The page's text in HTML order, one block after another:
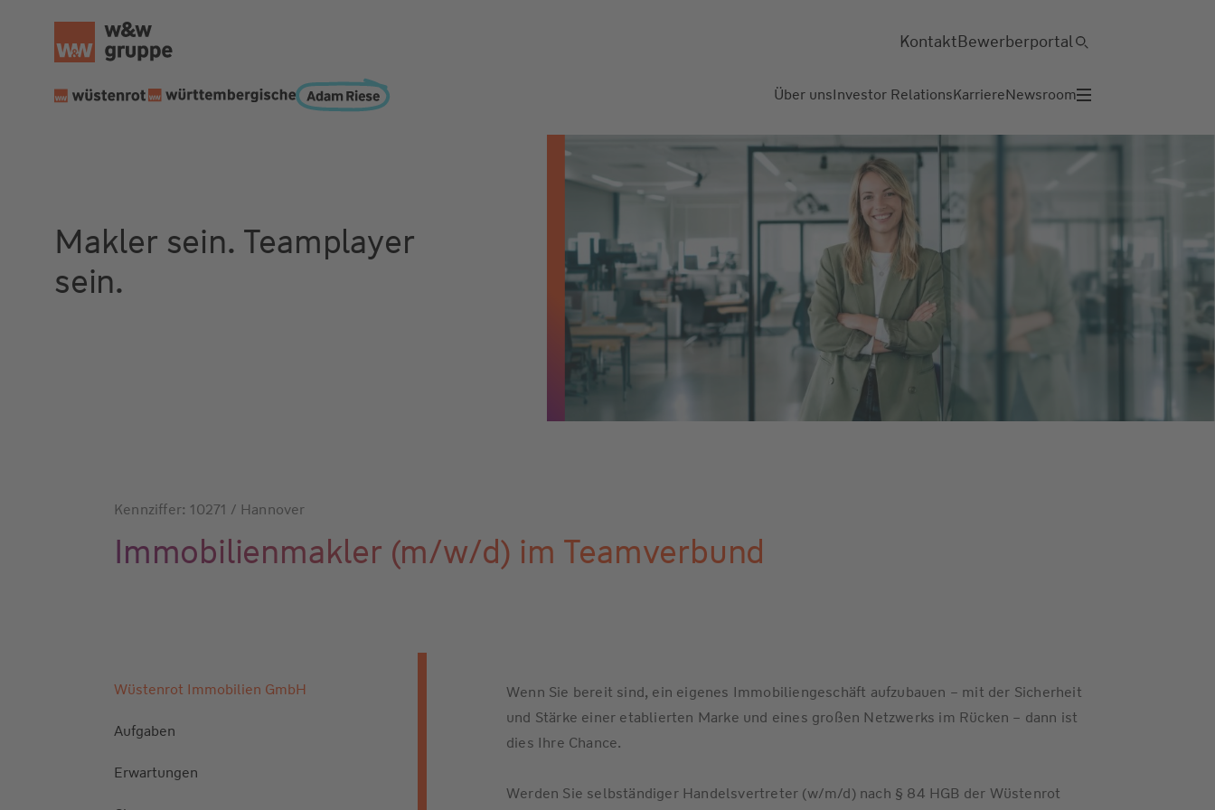
Über unsInvestor RelationsKarriereNewsroom
KontaktBewerberportal
Makler sein. Teamplayer
sein.
Kennziffer: 10271 / Hannover
Immobilienmakler (m/w/d) im Teamverbund
Wüstenrot Immobilien GmbH
Wenn Sie bereit sind, ein eigenes Immobiliengeschäft aufzubauen – mit der Sicherheit
und Stärke einer etablierten Marke und eines großen Netzwerks im Rücken – dann ist
dies Ihre Chance.
Werden Sie selbständiger Handelsvertreter (w/m/d) nach § 84 HGB der Wüstenrot
Aufgaben
Erwartungen